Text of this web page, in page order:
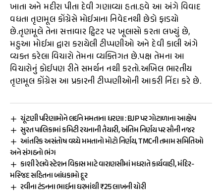
ખાતા અને મદીરા પીતા દેવી ગણાવ્યા હતા.હવે આ અંગે વિવાદ
વધતા તૃણમૂલ કોંગ્રેસે મોઈત્રાના નિવેદનથી છેડો ફાડયો
છે.તૃણમૂલે તેના સત્તાવાર ટ્વિટર પર ખૂલાસો કરતા લખ્યું છે,
મહુઆ મોઈત્રા દ્વારા કરાયેલી ટીપ્પણીઓ અને દેવી કાલી અંગે
વ્યક્ત કરેલા વિચારો તેમના વ્યક્તિગત છે.પક્ષ તેમના આ
વિચારોનું કોઈપણ રીતે સમર્થન નથી કરતો.અખિલ ભારતીય
તૃણમૂલ કોંગ્રેસ આ પ્રકારની ટીપ્પણીઓની આકરી નિંદા કરે છે.
ચૂંટણી પરિણામોને લઈને મમતાના ધરણા : BJP પર ગોટાળાના આક્ષેપ
સુરત પાલિકામાં કમિટી રચનાની તૈયારી, અંતિમ નિર્ણય પર સૌની નજર
આંતરિક અસંતોષ વચ્ચે મમતાનો મોટો નિર્ણય, TMCની તમામ સમિતિઓ
અને સંગઠનો ભંગ
કાશી રેલવે સ્ટેશન વિકાસ માટે વારાણસીમાં મધરાતે કાર્યવાહી, મંદિર-
મસ્જિદ સહિતના બાંધકામો દૂર
રવીના ટંડનના ભાઈના ઘરમાંથી ₹25 લાખની ચોરી